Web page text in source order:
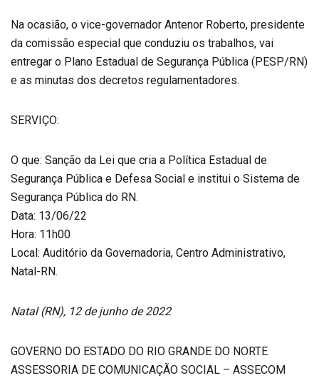
Na ocasião, o vice-governador Antenor Roberto, presidente
da comissão especial que conduziu os trabalhos, vai
entregar o Plano Estadual de Segurança Pública (PESP/RN)
e as minutas dos decretos regulamentadores.
SERVIÇO:
O que: Sanção da Lei que cria a Política Estadual de
Segurança Pública e Defesa Social e institui o Sistema de
Segurança Pública do RN.
Data: 13/06/22
Hora: 11h00
Local: Auditório da Governadoria, Centro Administrativo,
Natal-RN.
Natal (RN), 12 de junho de 2022
GOVERNO DO ESTADO DO RIO GRANDE DO NORTE
ASSESSORIA DE COMUNICAÇÃO SOCIAL – ASSECOM